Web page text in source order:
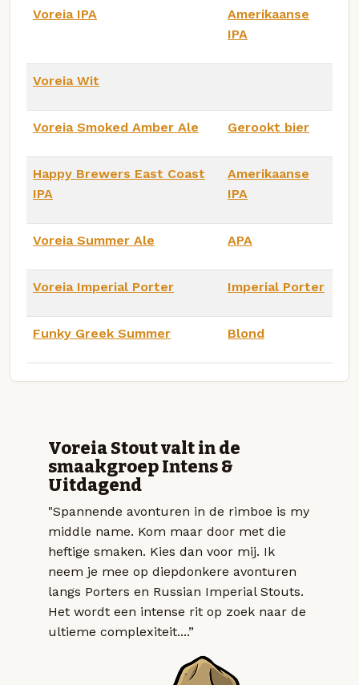
Voreia IPA
Amerikaanse
IPA
Voreia Wit
Voreia Smoked Amber Ale Gerookt bier
Happy Brewers East Coast
IPA
Amerikaanse
IPA
Voreia Summer Ale APA
Voreia Imperial Porter Imperial Porter
Funky Greek Summer Blond
Voreia Stout valt in de
smaakgroep Intens &
Uitdagend
"Spannende avonturen in de rimboe is my
middle name. Kom maar door met die
heftige smaken. Kies dan voor mij. Ik
neem je mee op diepdonkere avonturen
langs Porters en Russian Imperial Stouts.
Het wordt een intense rit op zoek naar de
ultieme complexiteit....”